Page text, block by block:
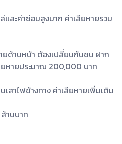
และค่าซ่อมสูงมาก ค่าเสียหายรวม
ยด้านหน้า ต้องเปลี่ยนกันชน ฝาก
ยหายประมาณ 200,000 บาท
สาไฟข้างทาง ค่าเสียหายเพิ่มเติม
านบาท